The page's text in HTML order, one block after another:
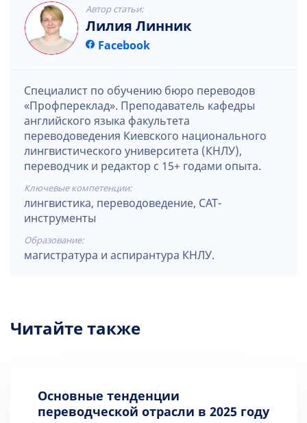
Автор статьи:
Лилия Линник
Facebook
Специалист по обучению бюро переводов
«Профпереклад». Преподаватель кафедры
английского языка факультета
переводоведения Киевского национального
лингвистического университета (КНЛУ),
переводчик и редактор с 15+ годами опыта.
Ключевые компетенции:
лингвистика, переводоведение, CAT-
инструменты
Образование:
магистратура и аспирантура КНЛУ.
Читайте также
Основные тенденции
переводческой отрасли в 2025 году